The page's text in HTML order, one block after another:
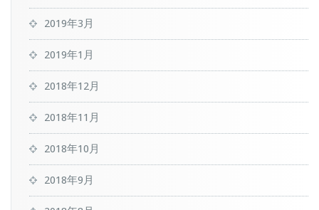
2019年3月
2019年1月
2018年12月
2018年11月
2018年10月
2018年9月